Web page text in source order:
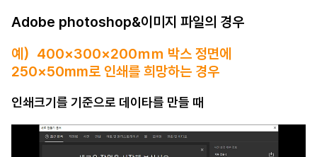
Adobe photoshop&이미지 파일의 경우
예）400×300×200ｍｍ 박스 정면에
250×50mm로 인쇄를 희망하는 경우
인쇄크기를 기준으로 데이타를 만들 때